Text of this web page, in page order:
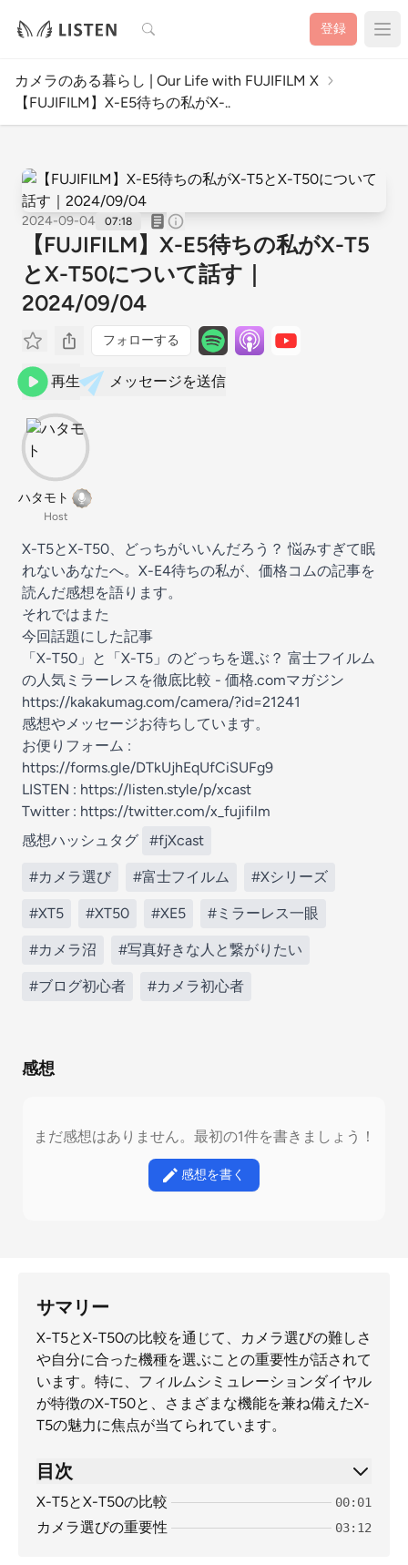
検索 登録
カメラのある暮らし | Our Life with FUJIFILM X
【FUJIFILM】X-E5待ちの私がX-..
2024-09-04 07:18
【FUJIFILM】X-E5待ちの私がX-T5
とX-T50について話す｜
2024/09/04
フォローする
再生 メッセージを送信
ハタモト
Host
X-T5とX-T50、どっちがいいんだろう？ 悩みすぎて眠
れないあなたへ。X-E4待ちの私が、価格コムの記事を
読んだ感想を語ります。
それではまた
今回話題にした記事
「X-T50」と「X-T5」のどっちを選ぶ？ 富士フイルム
の人気ミラーレスを徹底比較 - 価格.comマガジン
https://kakakumag.com/camera/?id=21241
感想やメッセージお待ちしています。
お便りフォーム :
https://forms.gle/DTkUjhEqUfCiSUFg9
LISTEN : https://listen.style/p/xcast
Twitter : https://twitter.com/x_fujifilm
感想ハッシュタグ
#fjXcast
#カメラ選び #富士フイルム #Xシリーズ
#XT5 #XT50 #XE5 #ミラーレス一眼
#カメラ沼 #写真好きな人と繋がりたい
#ブログ初心者 #カメラ初心者
感想
まだ感想はありません。最初の1件を書きましょう！
感想を書く
サマリー
X-T5とX-T50の比較を通じて、カメラ選びの難しさ
や自分に合った機種を選ぶことの重要性が話されて
います。特に、フィルムシミュレーションダイヤル
が特徴のX-T50と、さまざまな機能を兼ね備えたX-
T5の魅力に焦点が当てられています。
目次
X-T5とX-T50の比較 00:01
カメラ選びの重要性 03:12